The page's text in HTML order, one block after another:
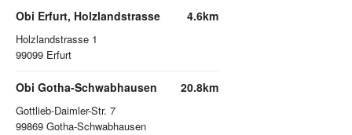
Obi Erfurt, Holzlandstrasse
Holzlandstrasse 1
99099 Erfurt
4.6km
Obi Gotha-Schwabhausen
Gottlieb-Daimler-Str. 7
99869 Gotha-Schwabhausen
20.8km